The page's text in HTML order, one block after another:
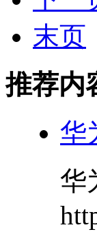
末页
推荐内
华
华